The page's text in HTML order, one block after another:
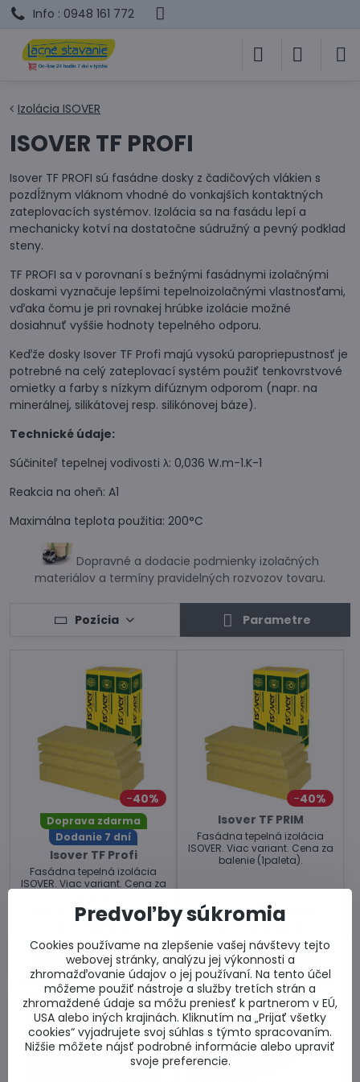
Info : 0948 161 772
Izolácia ISOVER
ISOVER TF PROFI
Isover TF PROFI sú fasádne dosky z čadičových vlákien s
pozdĺžnym vláknom vhodné do vonkajších kontaktných
zateplovacích systémov. Izolácia sa na fasádu lepí a
mechanicky kotví na dostatočne súdružný a pevný podklad
steny.
TF PROFI sa v porovnaní s bežnými fasádnymi izolačnými
doskami vyznačuje lepšími tepelnoizolačnými vlastnosťami,
vďaka čomu je pri rovnakej hrúbke izolácie možné
dosiahnuť vyššie hodnoty tepelného odporu.
Keďže dosky Isover TF Profi majú vysokú paropriepustnosť je
potrebné na celý zateplovací systém použiť tenkovrstvové
omietky a farby s nízkym difúznym odporom (napr. na
minerálnej, silikátovej resp. silikónovej báze).
Technické údaje:
Súčiniteľ tepelnej vodivosti λ: 0,036 W.m-1.K-1
Reakcia na oheň: A1
Maximálna teplota použitia: 200°C
Dopravné a dodacie podmienky izolačných
materiálov a termíny pravidelných rozvozov tovaru.
Pozícia Parametre
40%
Doprava zdarma
Dodanie 7 dní
Isover TF Profi
Fasádna tepelná izolácia
ISOVER. Viac variant. Cena za
Skladom u dodávateľa
od 21,25 €
Zobraziť
40%
Isover TF PRIM
Fasádna tepelná izolácia
ISOVER. Viac variant. Cena za
balenie (1paleta).
Skladom u dodávateľa
od 509,96 €
Zobraziť
Predvoľby súkromia
Cookies používame na zlepšenie vašej návštevy tejto
webovej stránky, analýzu jej výkonnosti a
zhromažďovanie údajov o jej používaní. Na tento účel
môžeme použiť nástroje a služby tretích strán a
zhromaždené údaje sa môžu preniesť k partnerom v EÚ,
USA alebo iných krajinách. Kliknutím na „Prijať všetky
cookies“ vyjadrujete svoj súhlas s týmto spracovaním.
Nižšie môžete nájsť podrobné informácie alebo upraviť
svoje preferencie.